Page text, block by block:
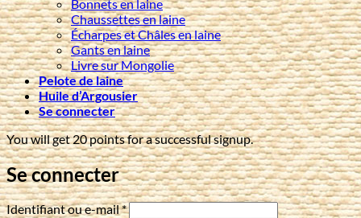
Bonnets en laine
Chaussettes en laine
Écharpes et Châles en laine
Gants en laine
Livre sur Mongolie
Pelote de laine
Huile d’Argousier
Se connecter
You will get 20 points for a successful signup.
Se connecter
Identifiant ou e-mail*Obligatoire